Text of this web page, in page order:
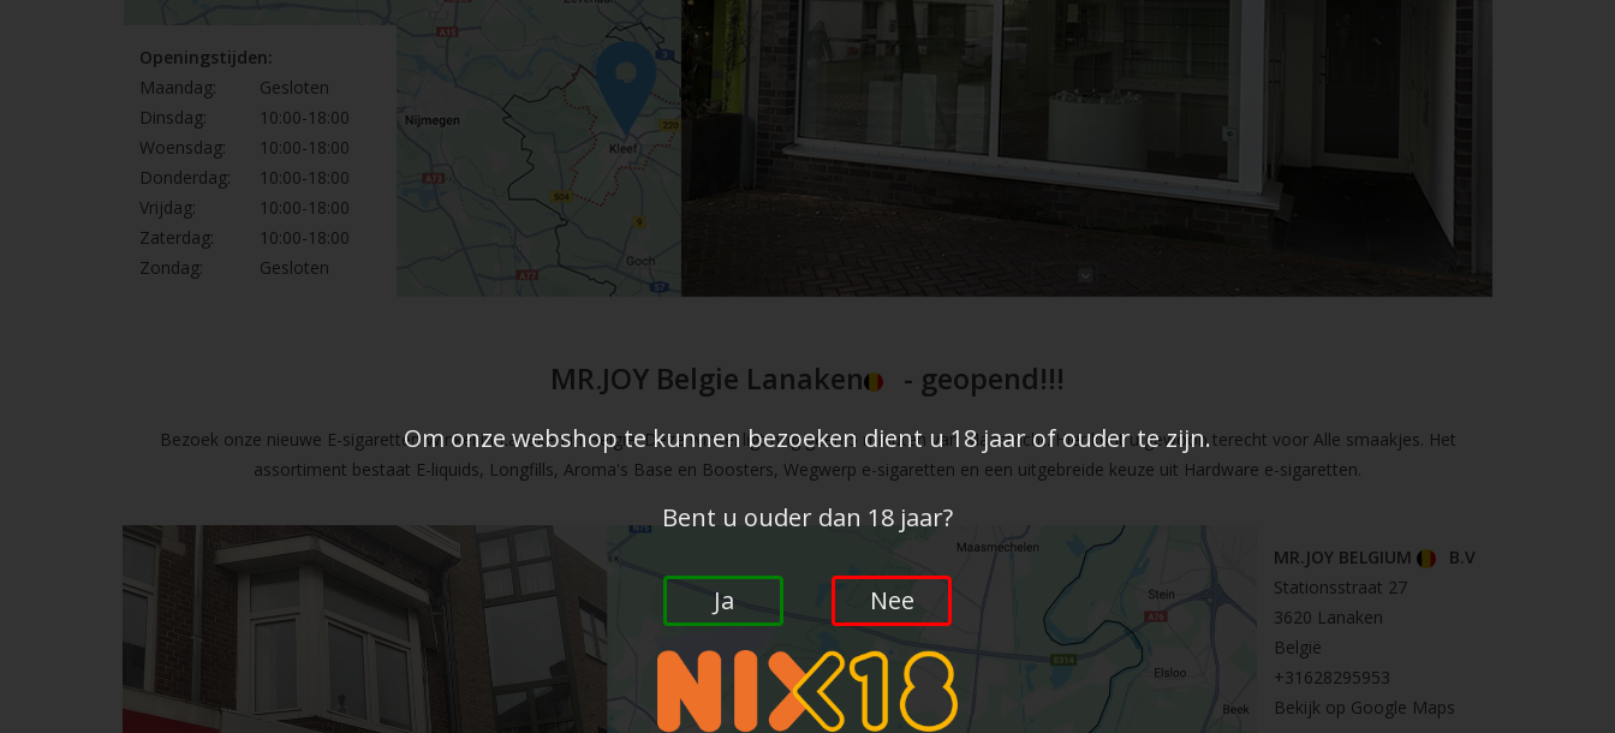
Openingstijden:
Maandag:
Gesloten
Dinsdag:
10:00-18:00
Woensdag:
10:00-18:00
Donderdag:
10:00-18:00
Vrijdag:
10:00-18:00
Zaterdag:
10:00-18:00
Zondag:
Gesloten
MR.JOY Belgie Lanaken - geopend!!!
Bezoek onze nieuwe E-sigaretten Winkel in Lanaken in Belgie. Deze winkel ligt nog geen 5 minuten van Maastricht. Hier kunt u gewoon terecht voor Alle smaakjes. Het
assortiment bestaat E-liquids, Longfills, Aroma's Base en Boosters, Wegwerp e-sigaretten en een uitgebreide keuze uit Hardware e-sigaretten.
MR.JOY BELGIUM
B.V
Stationsstraat 27
3620 Lanaken
België
+31628295953
Bekijk op Google Maps
Om onze webshop te kunnen bezoeken dient u 18 jaar of ouder te zijn.
Bent u ouder dan 18 jaar?
Ja Nee